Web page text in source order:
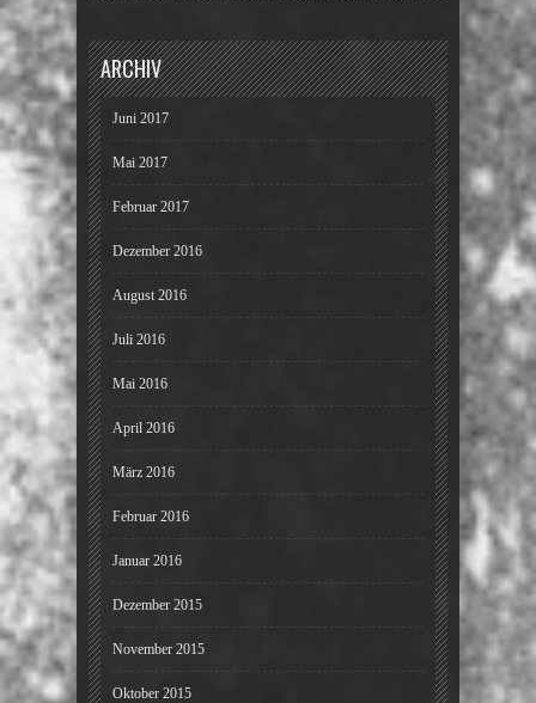
ARCHIV
Juni 2017
Mai 2017
Februar 2017
Dezember 2016
August 2016
Juli 2016
Mai 2016
April 2016
März 2016
Februar 2016
Januar 2016
Dezember 2015
November 2015
Oktober 2015